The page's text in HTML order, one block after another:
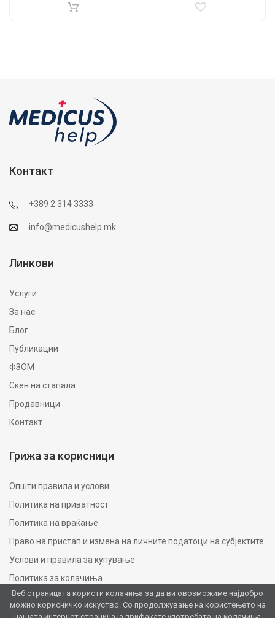
Веб страницата користи колачиња за да ви овозможиме најдобро
можно корисничко искуство. Со продолжување на користењето на
Контакт
+389 2 314 3333
info@medicushelp.mk
Линкови
Услуги
За нас
Блог
Публикации
ФЗОМ
Скен на стапала
Продавници
Контакт
Грижа за корисници
Општи правила и услови
Политика на приватност
Политика на враќање
Право на пристап и измена на личните податоци на субјектите
Услови и правила за купување
Политика за колачиња